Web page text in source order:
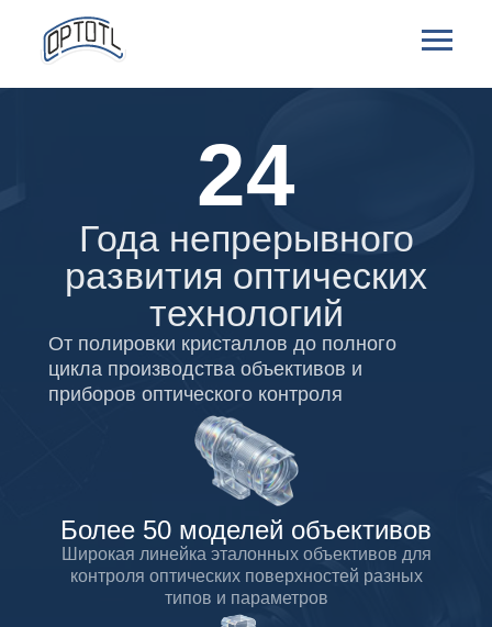
24
Года непрерывного
развития оптических
технологий
От полировки кристаллов до полного
цикла производства объективов и
приборов оптического контроля
Более 50 моделей объективов
Широкая линейка эталонных объективов для
контроля оптических поверхностей разных
типов и параметров